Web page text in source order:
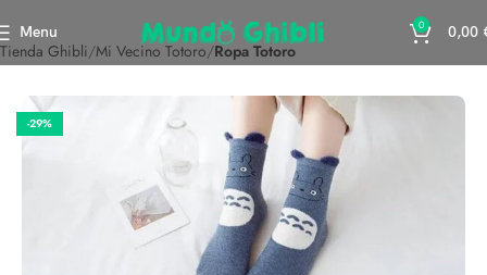
Menu 0 0,00
Tienda Ghibli Mi Vecino Totoro Ropa Totoro
-29%